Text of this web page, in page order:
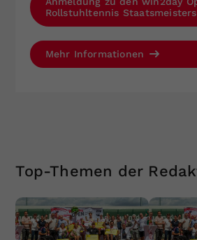
Rollstuhltennis
Mehr Informationen
Top-Themen der